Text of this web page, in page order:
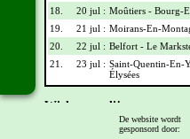
18.
20 jul : Moûtiers - Bourg-
19.
21 jul : Moirans-En-
20.
22 jul : Belfort - Le
21.
23 jul : Saint-Quentin-En-
Élysées
Wielrennerslijst
De website wordt
gesponsord door: